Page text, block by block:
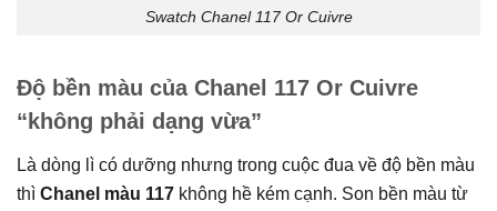
Swatch Chanel 117 Or Cuivre
Độ bền màu của Chanel 117 Or Cuivre
“không phải dạng vừa”
Là dòng lì có dưỡng nhưng trong cuộc đua về độ bền màu
thì Chanel màu 117 không hề kém cạnh. Son bền màu từ